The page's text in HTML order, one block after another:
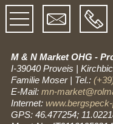
M & N Market OHG -
I-39040 Proveis |
Familie Moser| Tel.:
E-Mail: mn-
Internet:
GPS: 46.477254;